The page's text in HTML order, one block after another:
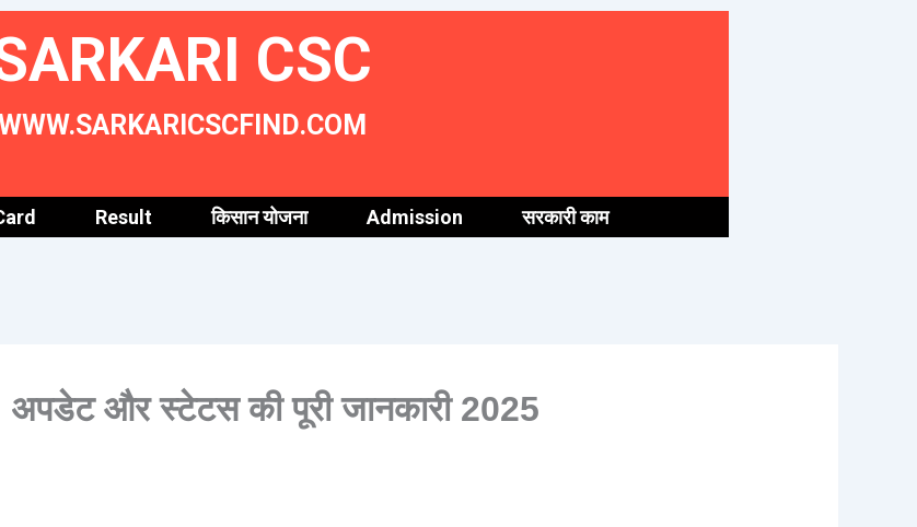
CSC
Result किसान योजना Admission सरकारी काम
और स्टेटस की पूरी जानकारी 2025